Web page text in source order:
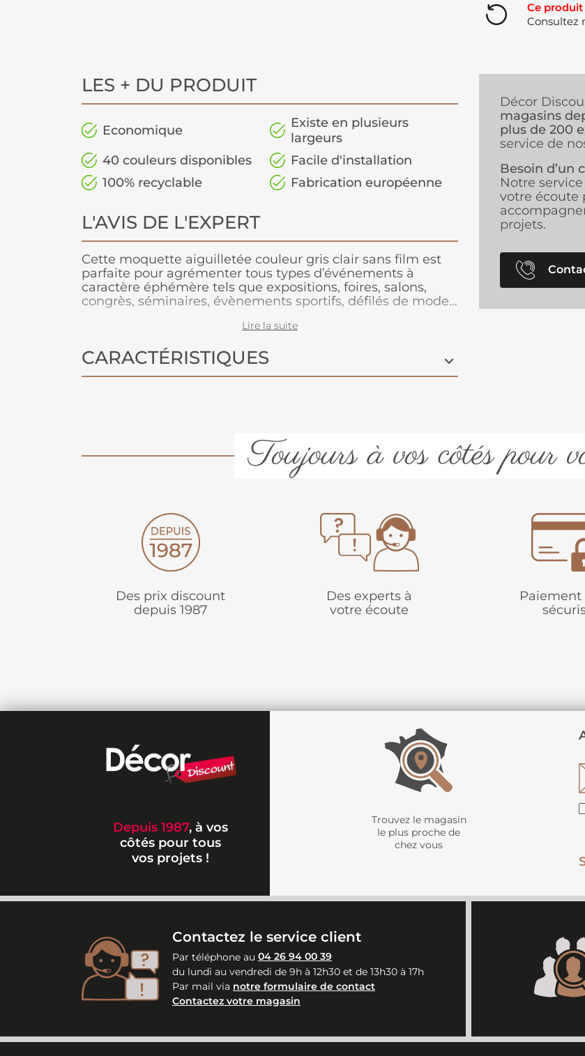
Ce
Consultez
LES + DU PRODUIT
Economique
Existe en plusieurs
largeurs
40 couleurs disponibles
Facile d'installation
100% recyclable
Fabrication européenne
L'AVIS DE L'EXPERT
Cette moquette aiguilletée couleur gris clair sans film est
parfaite pour agrémenter tous types d’événements à
caractère éphémère tels que expositions, foires, salons,
congrès, séminaires, évènements sportifs, défilés de mode…
est légère à manipuler, facile à couper, rapide à poser et
moquette peut être posée en bord à bord ou en superposé.
Parce que le respect de l’environnement est la priorité de
Lire la suite
CARACTÉRISTIQUES
Décor
magasins
plus de 200
service de
Besoin d’un
Notre
votre écoute
projets.
Toujours à vos côtés pour
Des prix discount
depuis 1987
Des experts à
votre écoute
Paiement
Depuis 1987, à vos
côtés pour tous
vos projets !
Trouvez le magasin
le plus proche de
chez vous
Contactez le service client
Par téléphone au 04 26 94 00 39
du lundi au vendredi de 9h à 12h30 et de 13h30 à 17h
Par mail via notre formulaire de contact
Contactez votre magasin